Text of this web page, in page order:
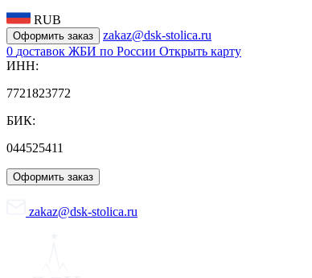
RUB
Оформить заказ
zakaz@dsk-stolica.ru
0 доставок ЖБИ по России Открыть карту
ИНН:
7721823772
БИК:
044525411
Оформить заказ
zakaz@dsk-stolica.ru